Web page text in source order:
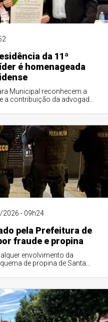
da 11ª
é homenageada
Municipal reconhecem a
contribuição da advogada
- 09h24
pela Prefeitura de
fraude e propina
envolvimento da
de propina de Santa